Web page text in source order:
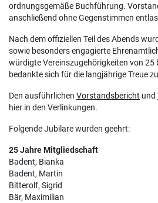
ordnungsgemäße Buchführung.
anschließend ohne Gegenstimmen
Nach dem offiziellen Teil des Abends
sowie besonders engagierte
würdigte Vereinszugehörigkeiten von 25
bedankte sich für die langjährige Treue
Den ausführlichen Vorstandsbericht und
hier in den Verlinkungen.
Folgende Jubilare wurden geehrt:
25 Jahre Mitgliedschaft
Badent, Bianka
Badent, Martin
Bitterolf, Sigrid
Bär, Maximilian